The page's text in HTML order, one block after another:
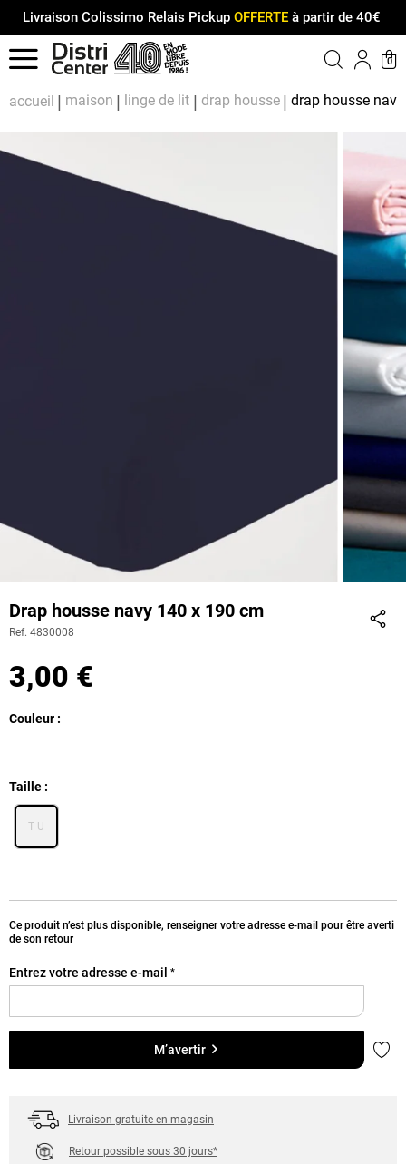
Livraison Colissimo Relais Pickup OFFERTEà partir de 40€
Menu
0
accueil maison linge de lit drap housse drap housse
Drap housse navy 140 x 190 cm
Ref. 4830008
3,00 €
Couleur
Taille
T U
Ce produit n’est plus disponible, renseigner votre adresse e-mail pour être averti
de son retour
Entrez votre adresse e-mail *
M’avertir
Livraison gratuite en magasin
Retour possible sous 30 jours*